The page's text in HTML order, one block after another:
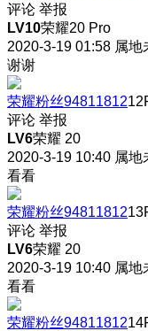
评论 举报
LV10荣耀20 Pro
2020-3-19 01:58 属地
谢谢
荣耀粉丝94811812
评论 举报
LV6荣耀 20
2020-3-19 10:40 属地
看看
荣耀粉丝94811812
评论 举报
LV6荣耀 20
2020-3-19 10:40 属地
看看
荣耀粉丝94811812